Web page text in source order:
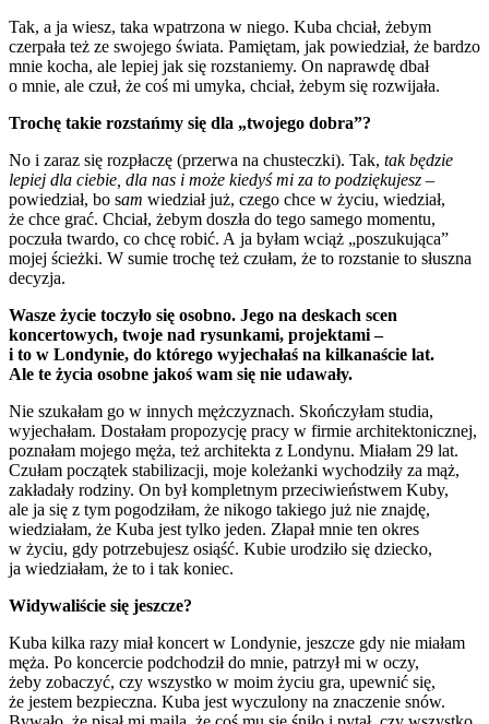
Tak, a ja wiesz, taka wpatrzona w niego. Kuba chciał, żebym
czerpała też ze swojego świata. Pamiętam, jak powiedział, że bardzo
mnie kocha, ale lepiej jak się rozstaniemy. On naprawdę dbał
o mnie, ale czuł, że coś mi umyka, chciał, żebym się rozwijała.
Trochę takie rozstańmy się dla „twojego dobra”?
No i zaraz się rozpłaczę (przerwa na chusteczki). Tak, tak będzie
lepiej dla ciebie, dla nas i może kiedyś mi za to podziękujesz –
powiedział, bo sam wiedział już, czego chce w życiu, wiedział,
że chce grać. Chciał, żebym doszła do tego samego momentu,
poczuła twardo, co chcę robić. A ja byłam wciąż „poszukująca”
mojej ścieżki. W sumie trochę też czułam, że to rozstanie to słuszna
decyzja.
Wasze życie toczyło się osobno. Jego na deskach scen
koncertowych, twoje nad rysunkami, projektami –
i to w Londynie, do którego wyjechałaś na kilkanaście lat.
Ale te życia osobne jakoś wam się nie udawały.
Nie szukałam go w innych mężczyznach. Skończyłam studia,
wyjechałam. Dostałam propozycję pracy w firmie architektonicznej,
poznałam mojego męża, też architekta z Londynu. Miałam 29 lat.
Czułam początek stabilizacji, moje koleżanki wychodziły za mąż,
zakładały rodziny. On był kompletnym przeciwieństwem Kuby,
ale ja się z tym pogodziłam, że nikogo takiego już nie znajdę,
wiedziałam, że Kuba jest tylko jeden. Złapał mnie ten okres
w życiu, gdy potrzebujesz osiąść. Kubie urodziło się dziecko,
ja wiedziałam, że to i tak koniec.
Widywaliście się jeszcze?
Kuba kilka razy miał koncert w Londynie, jeszcze gdy nie miałam
męża. Po koncercie podchodził do mnie, patrzył mi w oczy,
żeby zobaczyć, czy wszystko w moim życiu gra, upewnić się,
że jestem bezpieczna. Kuba jest wyczulony na znaczenie snów.